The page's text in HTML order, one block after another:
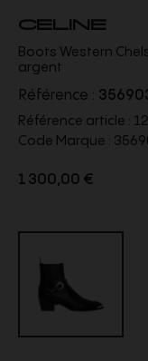
CELINE
Boots Western
argent
Référence :
Référence article :
Code Marque :
1 300,00 €